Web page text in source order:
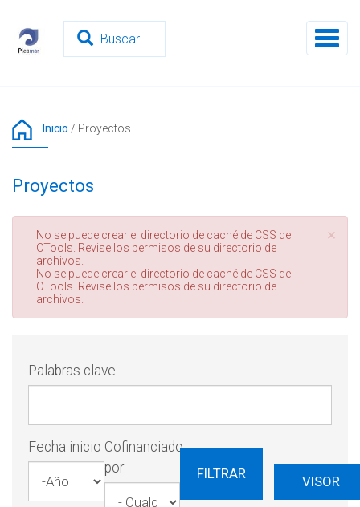
contenido
principal
Toggle
Inicio / Proyectos
Proyectos
×
Mensaje
de
error
No se puede crear el directorio de caché de CSS de
CTools. Revise los permisos de su directorio de
archivos.
No se puede crear el directorio de caché de CSS de
CTools. Revise los permisos de su directorio de
archivos.
Palabras clave
Fecha inicio Cofinanciado
por
FILTRAR VISOR